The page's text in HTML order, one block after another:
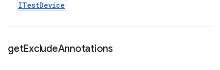
ITestDevice
getExcludeAnnotations